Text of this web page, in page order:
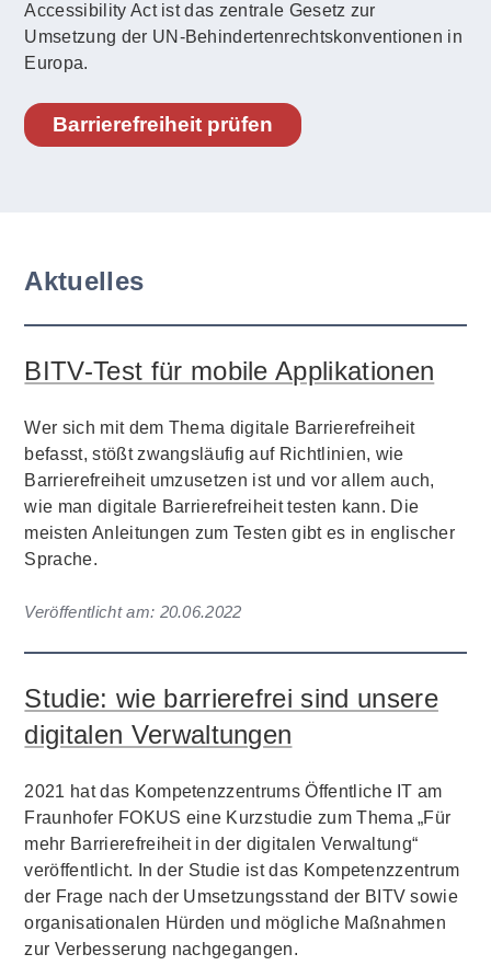
Accessibility Act ist das zentrale Gesetz zur
Umsetzung der UN-Behindertenrechtskonventionen in
Europa.
Barrierefreiheit prüfen
Aktuelles
BITV-Test für mobile Applikationen
Wer sich mit dem Thema digitale Barrierefreiheit
befasst, stößt zwangsläufig auf Richtlinien, wie
Barrierefreiheit umzusetzen ist und vor allem auch,
wie man digitale Barrierefreiheit testen kann. Die
meisten Anleitungen zum Testen gibt es in englischer
Sprache.
Veröffentlicht am: 20.06.2022
Studie: wie barrierefrei sind unsere
digitalen Verwaltungen
2021 hat das Kompetenzzentrums Öffentliche IT am
Fraunhofer FOKUS eine Kurzstudie zum Thema „Für
mehr Barrierefreiheit in der digitalen Verwaltung“
veröffentlicht. In der Studie ist das Kompetenzzentrum
der Frage nach der Umsetzungsstand der BITV sowie
organisationalen Hürden und mögliche Maßnahmen
zur Verbesserung nachgegangen.